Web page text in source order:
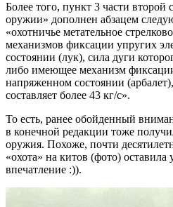
Более того, пункт 3 части второй
оружии» дополнен абзацем
«охотничье метательное
механизмов фиксации упругих
состоянии (лук), сила дуги
либо имеющее механизм
напряженном состоянии
составляет более 43 кг/с».
То есть, ранее обойденный
в конечной редакции тоже
оружия. Похоже, почти
«охота» на китов (фото) оставила
впечатление :)).